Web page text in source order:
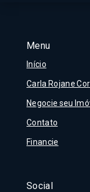
Menu
Início
Carla Rojane
Negocie seu
Contato
Financie
Social